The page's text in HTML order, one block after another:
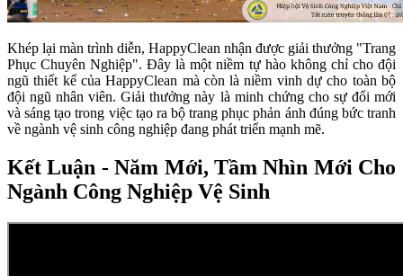
Khép lại màn trình diễn, HappyClean nhận được giải thưởng "Trang
Phục Chuyên Nghiệp". Đây là một niềm tự hào không chỉ cho đội
ngũ thiết kế của HappyClean mà còn là niềm vinh dự cho toàn bộ
đội ngũ nhân viên. Giải thưởng này là minh chứng cho sự đổi mới
và sáng tạo trong việc tạo ra bộ trang phục phản ánh đúng bức tranh
về ngành vệ sinh công nghiệp đang phát triển mạnh mẽ.
Kết Luận - Năm Mới, Tầm Nhìn Mới Cho
Ngành Công Nghiệp Vệ Sinh